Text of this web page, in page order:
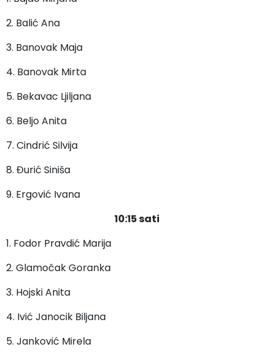
2. Balić Ana
3. Banovak Maja
4. Banovak Mirta
5. Bekavac Ljiljana
6. Beljo Anita
7. Cindrić Silvija
8. Đurić Siniša
9. Ergović Ivana
10:15 sati
1. Fodor Pravdić Marija
2. Glamočak Goranka
3. Hojski Anita
4. Ivić Janocik Biljana
5. Janković Mirela